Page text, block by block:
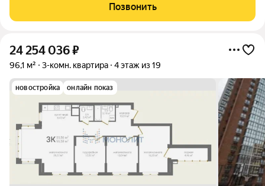
общая площадь 70.6 м, жилая 42 м, кухня 12 м. В доме всего 4
квартиры, что
Позвонить
24 254 036₽
96,1 м² 3-комн. квартира 4 этаж из 19
новостройка онлайн показ